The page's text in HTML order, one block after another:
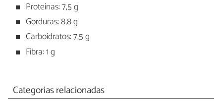
Proteínas: 7,5 g
Gorduras: 8,8 g
Carboidratos: 7,5 g
Fibra: 1 g
Categorias relacionadas